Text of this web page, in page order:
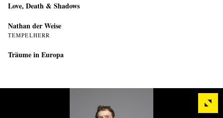
Love, Death & Shadows
Nathan der Weise
TEMPELHERR
Träume in Europa